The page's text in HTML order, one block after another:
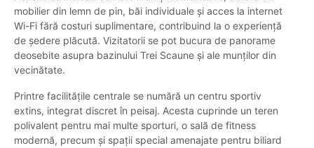
mobilier din lemn de pin, băi individuale și acces la internet
Wi-Fi fără costuri suplimentare, contribuind la o experiență
de ședere plăcută. Vizitatorii se pot bucura de panorame
deosebite asupra bazinului Trei Scaune și ale munților din
vecinătate.
Printre facilitățile centrale se numără un centru sportiv
extins, integrat discret în peisaj. Acesta cuprinde un teren
polivalent pentru mai multe sporturi, o sală de fitness
modernă, precum și spații special amenajate pentru biliard